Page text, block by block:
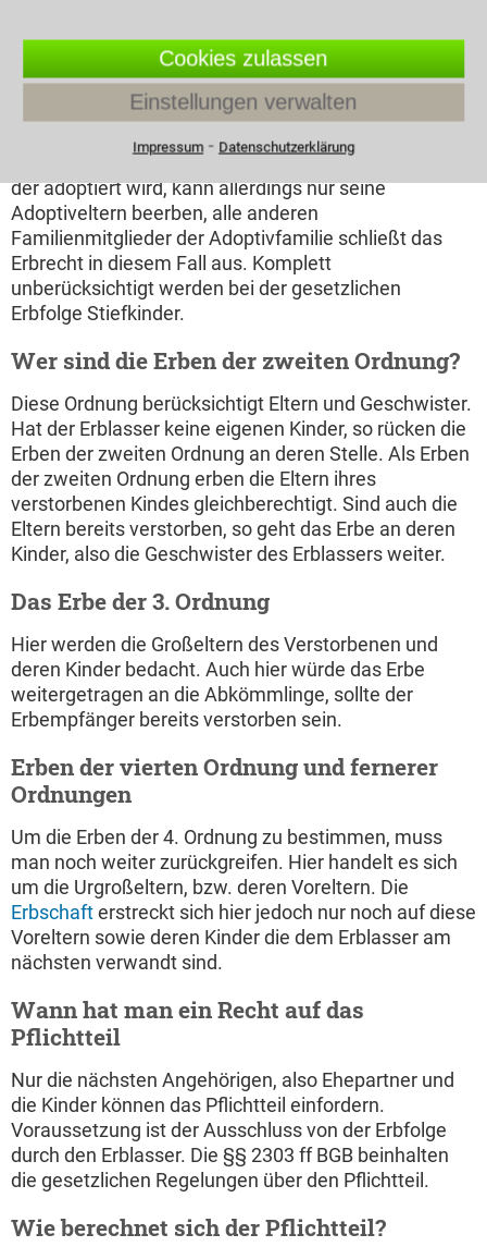
wird diese Regelung lediglich in den alten
Bundesländern für unehelich geborene Kinder, die vor
dem 01.07.1949 auf die Welt kamen. Kinder die als
Minderjährige adoptiert werden, sind vor dem Gesetz
den leiblichen Kindern gleichgestellt und erben
demzufolge im gleichen Umfang. Ein Erwachsener,
der adoptiert wird, kann allerdings nur seine
Adoptiveltern beerben, alle anderen
Familienmitglieder der Adoptivfamilie schließt das
Erbrecht in diesem Fall aus. Komplett
unberücksichtigt werden bei der gesetzlichen
Erbfolge Stiefkinder.
Wer sind die Erben der zweiten Ordnung?
Diese Ordnung berücksichtigt Eltern und Geschwister.
Hat der Erblasser keine eigenen Kinder, so rücken die
Erben der zweiten Ordnung an deren Stelle. Als Erben
der zweiten Ordnung erben die Eltern ihres
verstorbenen Kindes gleichberechtigt. Sind auch die
Eltern bereits verstorben, so geht das Erbe an deren
Kinder, also die Geschwister des Erblassers weiter.
Das Erbe der 3. Ordnung
Hier werden die Großeltern des Verstorbenen und
deren Kinder bedacht. Auch hier würde das Erbe
weitergetragen an die Abkömmlinge, sollte der
Erbempfänger bereits verstorben sein.
Erben der vierten Ordnung und fernerer
Ordnungen
Um die Erben der 4. Ordnung zu bestimmen, muss
man noch weiter zurückgreifen. Hier handelt es sich
um die Urgroßeltern, bzw. deren Voreltern. Die
Erbschafterstreckt sich hier jedoch nur noch auf diese
Voreltern sowie deren Kinder die dem Erblasser am
nächsten verwandt sind.
Wann hat man ein Recht auf das
Pflichtteil
Nur die nächsten Angehörigen, also Ehepartner und
die Kinder können das Pflichtteil einfordern.
Voraussetzung ist der Ausschluss von der Erbfolge
durch den Erblasser. Die §§ 2303 ff BGB beinhalten
die gesetzlichen Regelungen über den Pflichtteil.
Wie berechnet sich der Pflichtteil?
Cookies zulassen
Einstellungen verwalten
Impressum⁃ Datenschutzerklärung